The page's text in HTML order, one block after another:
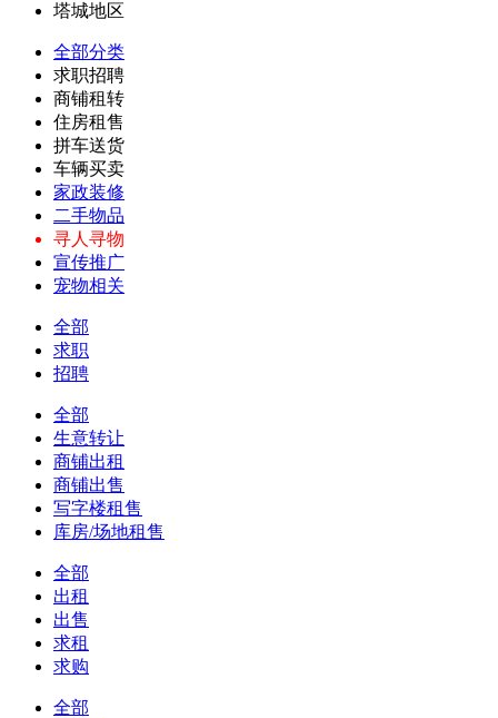
塔城地区
全部分类
求职招聘
商铺租转
住房租售
拼车送货
车辆买卖
家政装修
二手物品
寻人寻物
宣传推广
宠物相关
全部
求职
招聘
全部
生意转让
商铺出租
商铺出售
写字楼租售
库房/场地租售
全部
出租
出售
求租
求购
全部